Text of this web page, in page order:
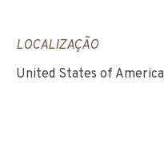
LOCALIZAÇÃO
United States of America